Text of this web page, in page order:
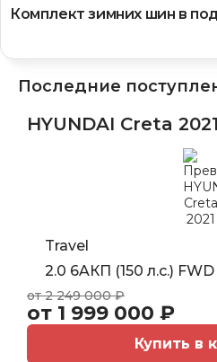
Комплект зимних шин в
Последние
HYUNDAI Creta 2021
Travel
2.0 6AКП (150 л.с.) FWD
от 2 249 000 ₽
от 1 999 000 ₽
Купить в